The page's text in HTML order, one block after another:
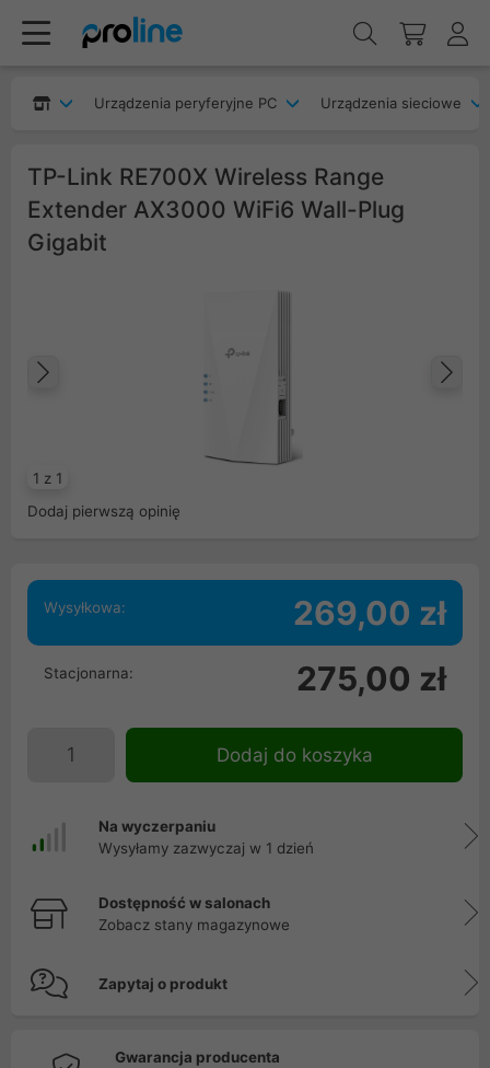
Urządzenia peryferyjne PC Urządzenia sieciowe
TP-Link RE700X Wireless Range
Extender AX3000 WiFi6 Wall-Plug
Gigabit
1 z 1
Poprzedni
Dodaj pierwszą opinię
Wysyłkowa: 269,00 zł
Stacjonarna: 275,00 zł
Dodaj do koszyka
Na wyczerpaniu
Wysyłamy zazwyczaj w 1 dzień
Dostępność w salonach
Zobacz stany magazynowe
Zapytaj o produkt
Gwarancja producenta